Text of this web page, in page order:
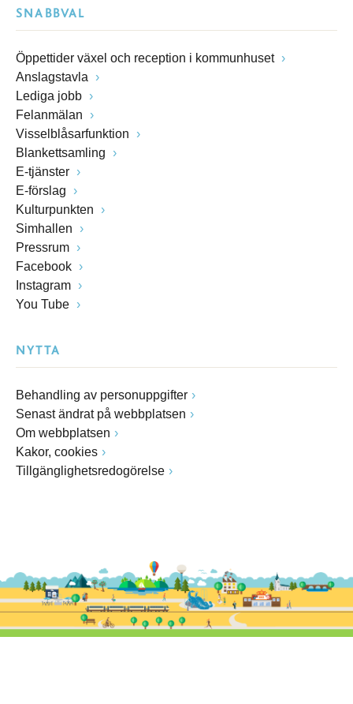
SNABBVAL
Öppettider växel och reception i kommunhuset
Anslagstavla
Lediga jobb
Felanmälan
Visselblåsarfunktion
Blankettsamling
E-tjänster
E-förslag
Kulturpunkten
Simhallen
Pressrum
Facebook
Instagram
You Tube
NYTTA
Behandling av personuppgifter
Senast ändrat på webbplatsen
Om webbplatsen
Kakor, cookies
Tillgänglighetsredogörelse